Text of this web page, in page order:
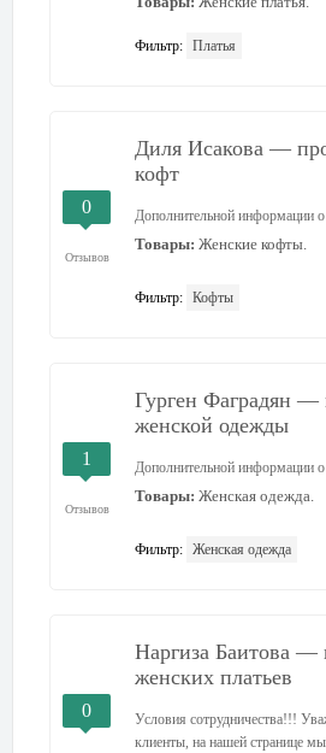
Фильтр: Платья
0
Отзывов
Диля Исакова —
кофт
Дополнительной информации о
Товары: Женские кофты.
Фильтр: Кофты
1
Отзывов
Гурген Фаградян —
женской одежды
Дополнительной информации о
Товары: Женская одежда.
Фильтр: Женская одежда
0
Наргиза Баитова —
женских платьев
Условия сотрудничества!!!
клиенты, на нашей странице